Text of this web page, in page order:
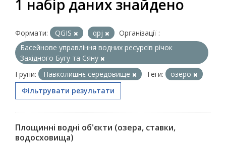
1 набір даних знайдено
Формати: QGIS qpj
Організації :
Басейнове управління водних ресурсів річок
Західного Бугу та Сяну
Групи:
Навколишнє середовище Теги:
озеро
Фільтрувати результати
Площинні водні об'єкти (озера, ставки,
водосховища)